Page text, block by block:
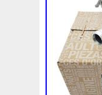
1k0298403a
1s1816103
210103417r
214100052r